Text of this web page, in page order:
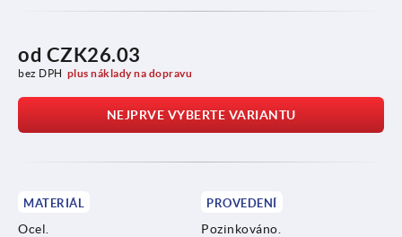
od CZK26.03
bez DPH plus náklady na dopravu
NEJPRVE VYBERTE VARIANTU
MATERIÁL
Ocel.
PROVEDENÍ
Pozinkováno.